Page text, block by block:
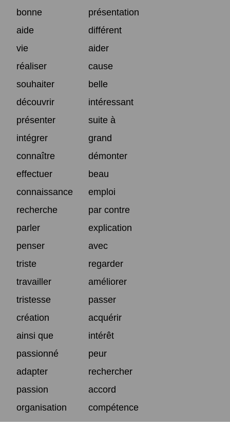
bonne
présentation
aide
différent
vie
aider
réaliser
cause
souhaiter
belle
découvrir
intéressant
présenter
suite à
intégrer
grand
connaître
démonter
effectuer
beau
connaissance
emploi
recherche
par contre
parler
explication
penser
avec
triste
regarder
travailler
améliorer
tristesse
passer
création
acquérir
ainsi que
intérêt
passionné
peur
adapter
rechercher
passion
accord
organisation
compétence